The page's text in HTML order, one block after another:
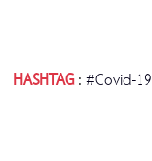
HASHTAG:#Covid-19